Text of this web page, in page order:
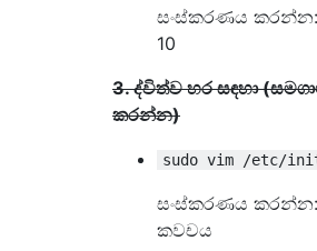
සංස්කරණය කරන්න:
10
3. ද්විත්ව හර සඳහා
කරන්න)
sudo vim /etc/
සංස්කරණය කරන්න:
කවචය